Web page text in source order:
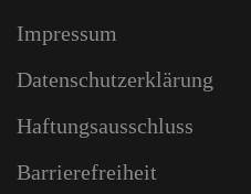
Impressum
Datenschutzerklärung
Haftungsausschluss
Barrierefreiheit